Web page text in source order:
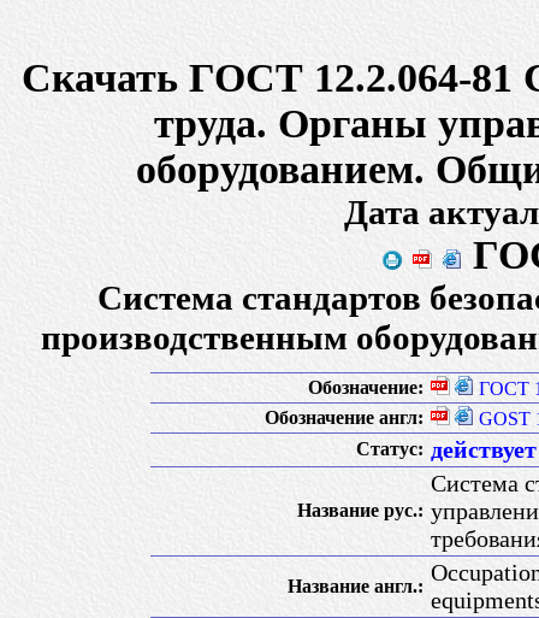
Скачать ГОСТ 12.2.064-81
труда. Органы
оборудованием.
Дата
Система стандартов
производственным
Обозначение:
ГОСТ
Обозначение англ:
GOST
Статус: действует
Название рус.:
Система
Название англ.: